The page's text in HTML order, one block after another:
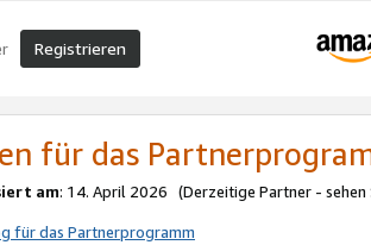
Registrieren
für das
am: 14. April 2026 (Derzeitige Partner - sehen
für das Partnerprogramm